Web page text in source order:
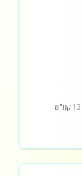
13 קמ"ש